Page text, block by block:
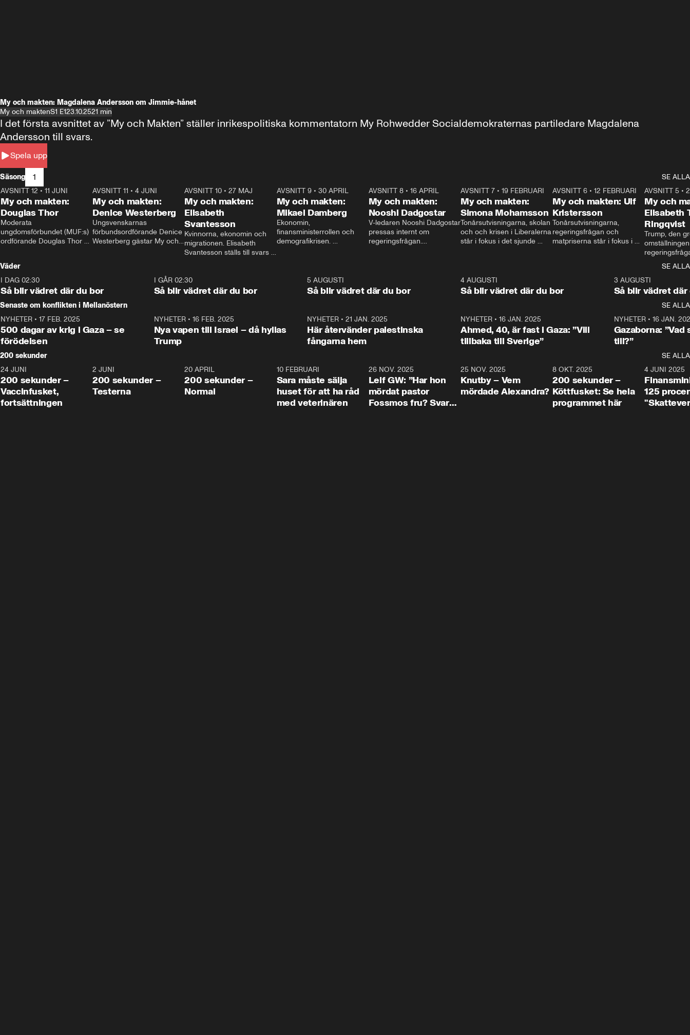
My och makten: Magdalena Andersson om Jimmie-hånet
My och maktenS1 E123.10.2521 min
Spela upp
I det första avsnittet av ”My och Makten” ställer inrikespolitiska kommentatorn My Rohwedder Socialdemokraternas partiledare Magdalena
Andersson till svars.
Säsong 1
SE ALLA
26:27
AVSNITT 12 • 11 JUNI
My och makten:
Douglas Thor
Moderata
ungdomsförbundet (MUF:s)
ordförande Douglas Thor
tonårsutvisningarna och hur
Moderaterna ska locka
väljare till valet i höst.
23:40
AVSNITT 11 •4 JUNI
My och makten:
Denice Westerberg
Ungsvenskarnas
förbundsordförande Denice
Westerberg gästar My och
AVSNITT 10 •27 MAJ
My och makten:
Elisabeth
Svantesson
Kvinnorna, ekonomin och
migrationen. Elisabeth
Svantesson ställs till svars
AVSNITT 9• 30 APRIL
My och makten:
Mikael Damberg
Ekonomin,
finansministerrollen och
demografikrisen.
och Makten.
AVSNITT 8• 16 APRIL
My och makten:
Nooshi Dadgostar
V-ledaren Nooshi Dadgostar
pressas internt om
regeringsfrågan.
– Vi ställer upp i val. Ska vi
vara med så sitter vi förstås
24:30
AVSNITT 7• 19 FEBRUARI
My och makten:
Simona Mohamsson
Tonårsutvisningarna, skolan
och och krisen i Liberalerna
står i fokus i det sjunde
kommentator My
Rohwedder ställer
utbildnings- och
Mohamsson till svars.
27:30
AVSNITT 6 •12 FEBRUARI
My och makten: Ulf
Kristersson
Tonårsutvisningarna,
regeringsfrågan och
matpriserna står i fokus i
Rohwedder ställer
statsminister Ulf Kristersson
AVSNITT 5 •
My och
Elisabeth
Ringqvist
Trump, den
centrum i
avsnittet av
Makten”. Se
Aftonbladets
Rohwedder
Thand Ring
Väder
SE ALLA
I DAG 02:30
Så blir vädret där du bor
1:06
I GÅR 02:30
Så blir vädret där du bor
5 AUGUSTI
Så blir vädret där du bor
4 AUGUSTI
Så blir vädret där du bor
3 AUGUSTI
Så blir vädret där
Senaste om konflikten i Mellanöstern
SE ALLA
NYHETER • 17 FEB. 2025
500 dagar av krig i Gaza – se
förödelsen
NYHETER• 16 FEB. 2025
Nya vapen till Israel – då hyllas
Trump
NYHETER •21 JAN. 2025
Här återvänder palestinska
fångarna hem
NYHETER• 16 JAN. 2025
Ahmed, 40, är fast i Gaza: ”Vill
tillbaka till Sverige”
NYHETER• 16 JAN.
Gazaborna:
till?”
200 sekunder
SE ALLA
5:00
24 JUNI
200 sekunder –
Vaccinfusket,
fortsättningen
4:23
2 JUNI
200 sekunder –
Testerna
20 APRIL
200 sekunder –
Normal
10 FEBRUARI
Sara måste sälja
huset för att ha råd
med veterinären
26 NOV. 2025
Leif GW: ”Har hon
mördat pastor
Fossmos fru? Svar
31:05
25 NOV. 2025
Knutby – Vem
mördade Alexandra?
4:29
8 OKT. 2025
200 sekunder –
Köttfusket: Se hela
programmet här
4 JUNI 2025
125